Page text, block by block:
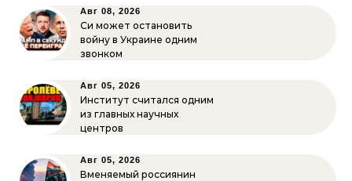
Авг 08, 2026
Си может остановить
войну в Украине одним
звонком
Авг 05, 2026
Институт считался одним
из главных научных
центров
Авг 05, 2026
Вменяемый россиянин